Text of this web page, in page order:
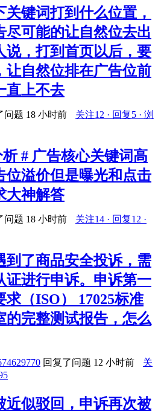
键词打到什么位置，
尽可能的让自然位去出
说，打到首页以后，要
让自然位排在广告位前
直上不去
问题 18 小时前
关注12 · 回复5 · 浏
# 广告核心关键词高
位溢价但是曝光和点击
大神解答
问题 18 小时前
关注14 · 回复12 ·
到了商品安全投诉，需
证进行申诉。申诉第一
求（ISO） 17025标准
的完整测试报告，怎么
回复了问题 12 小时前
关
近似驳回，申诉再次被